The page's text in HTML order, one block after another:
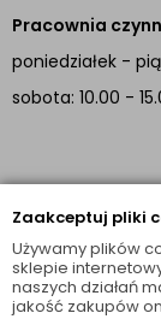
Zaakceptuj pliki
Używamy plików
sklepie
naszych działań
jakość zakupów
Pracownia
poniedziałek -
sobota: 10.00 -
TUTAJ